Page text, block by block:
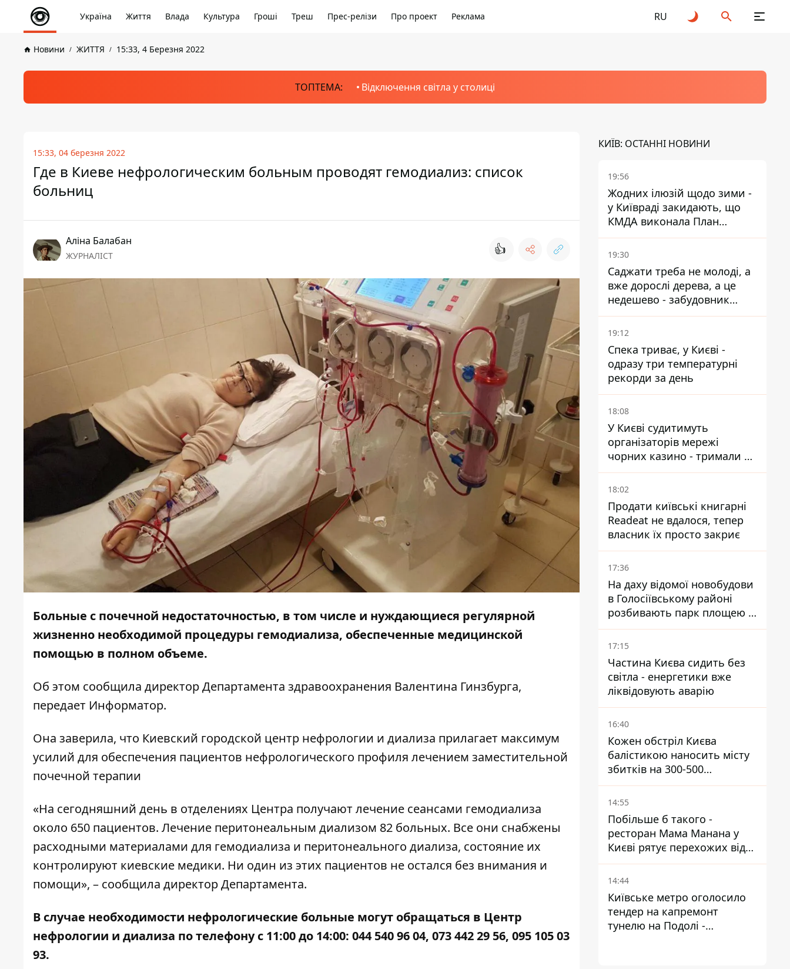
Україна Життя Влада Культура Гроші Треш Прес-релізи Про проект Реклама RU
Новини ЖИТТЯ 15:33, 4 Березня 2022
ТОПТЕМА: Відключення світла у столиці
15:33, 04 березня 2022
Где в Киеве нефрологическим больным проводят гемодиализ: список
больниц
Аліна Балабан
ЖУРНАЛІСТ 👍
Больные с почечной недостаточностью, в том числе и нуждающиеся регулярной
жизненно необходимой процедуры гемодиализа, обеспеченные медицинской
помощью в полном объеме.
Об этом сообщила директор Департамента здравоохранения Валентина Гинзбурга,
передает Информатор.
Она заверила, что Киевский городской центр нефрологии и диализа прилагает максимум
усилий для обеспечения пациентов нефрологического профиля лечением заместительной
почечной терапии
«На сегодняшний день в отделениях Центра получают лечение сеансами гемодиализа
около 650 пациентов. Лечение перитонеальным диализом 82 больных. Все они снабжены
расходными материалами для гемодиализа и перитонеального диализа, состояние их
контролируют киевские медики. Ни один из этих пациентов не остался без внимания и
помощи», – сообщила директор Департамента.
В случае необходимости нефрологические больные могут обращаться в Центр
нефрологии и диализа по телефону с 11:00 до 14:00: 044 540 96 04, 073 442 29 56, 095 105 03
93.
КИЇВ: ОСТАННІ НОВИНИ
19:56
Жодних ілюзій щодо зими -
у Київраді закидають, що
КМДА виконала План
стійкості на 20%
19:30
Саджати треба не молоді, а
вже дорослі дерева, а це
недешево - забудовник
Ніконов
19:12
Спека триває, у Києві -
одразу три температурні
рекорди за день
18:08
У Києві судитимуть
організаторів мережі
чорних казино - тримали 39
закладів
18:02
Продати київські книгарні
Readeat не вдалося, тепер
власник їх просто закриє
17:36
На даху відомої новобудови
в Голосіївському районі
розбивають парк площею в
гектар
17:15
Частина Києва сидить без
світла - енергетики вже
ліквідовують аварію
16:40
Кожен обстріл Києва
балістикою наносить місту
збитків на 300-500
мільйонів - Петро
Пантелеєв
14:55
Побільше б такого -
ресторан Мама Манана у
Києві рятує перехожих від
спеки
14:44
Київське метро оголосило
тендер на капремонт
тунелю на Подолі -